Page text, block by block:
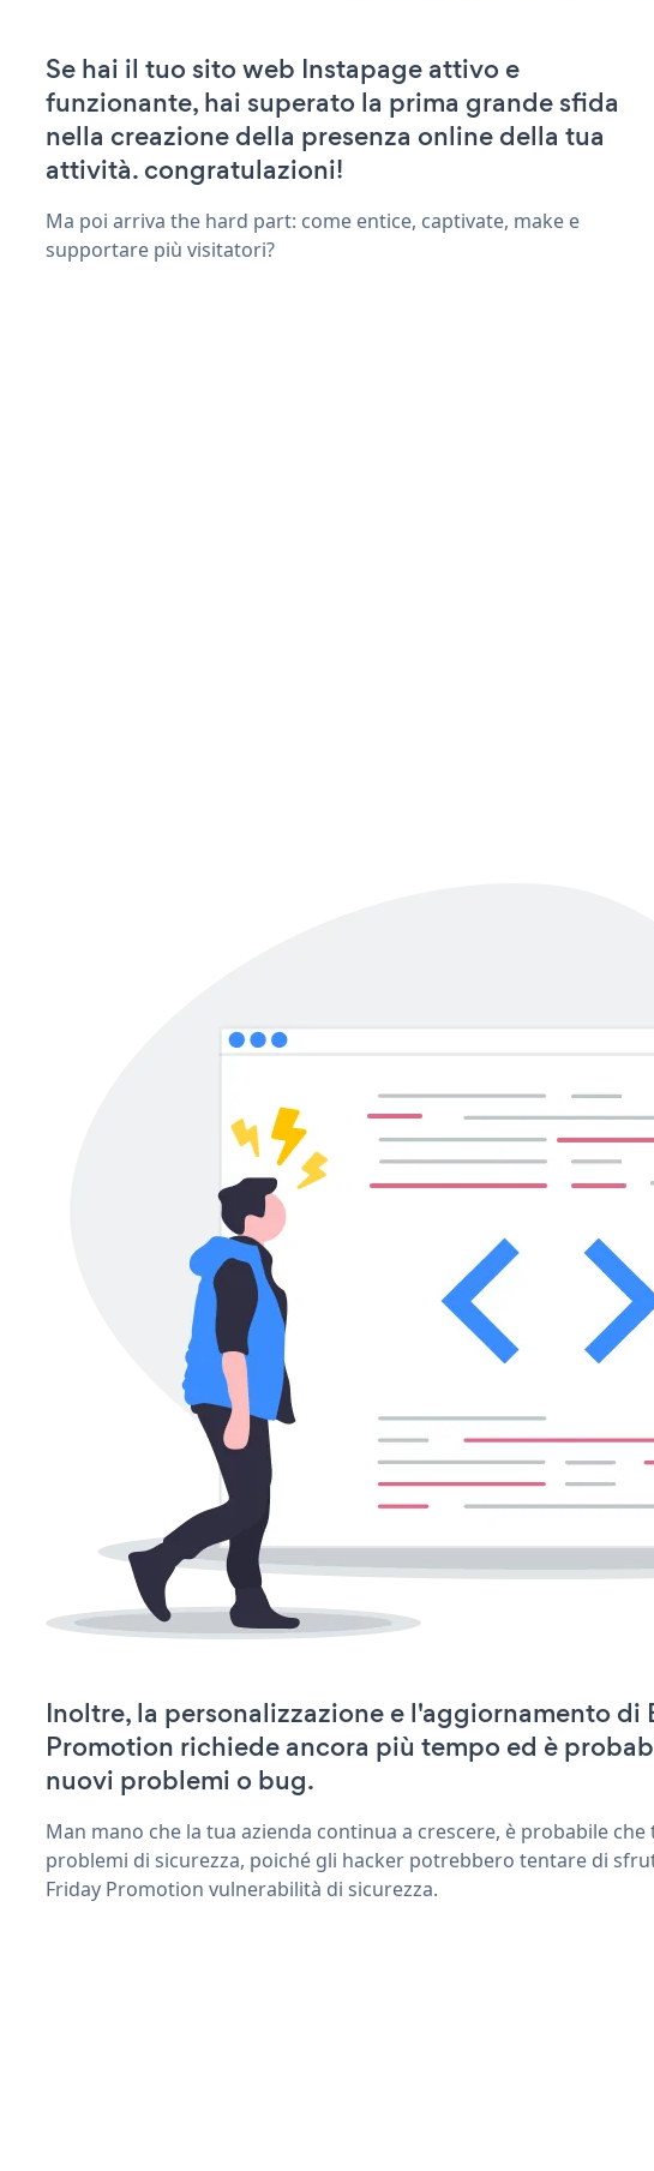
Se hai il tuo sito web Instapage attivo e
funzionante, hai superato la prima grande sfida
nella creazione della presenza online della tua
attività. congratulazioni!
Ma poi arriva the hard part: come entice, captivate, make e
supportare più visitatori?
Inoltre, la personalizzazione e l'aggiornamento di
Promotion richiede ancora più tempo ed è
nuovi problemi o bug.
Man mano che la tua azienda continua a crescere, è probabile
problemi di sicurezza, poiché gli hacker potrebbero tentare di
Friday Promotion vulnerabilità di sicurezza.